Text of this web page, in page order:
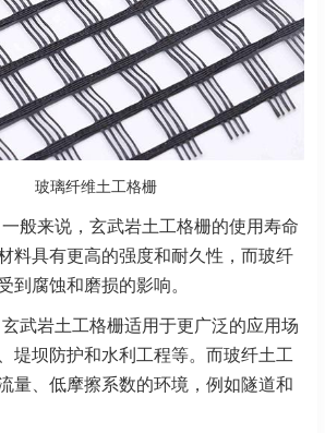
玻璃纤维土工格栅
般来说，玄武岩土工格栅的使用寿命
料具有更高的强度和耐久性，而玻纤
到腐蚀和磨损的影响。
武岩土工格栅适用于更广泛的应用场
堤坝防护和水利工程等。而玻纤土工
量、低摩擦系数的环境，例如隧道和